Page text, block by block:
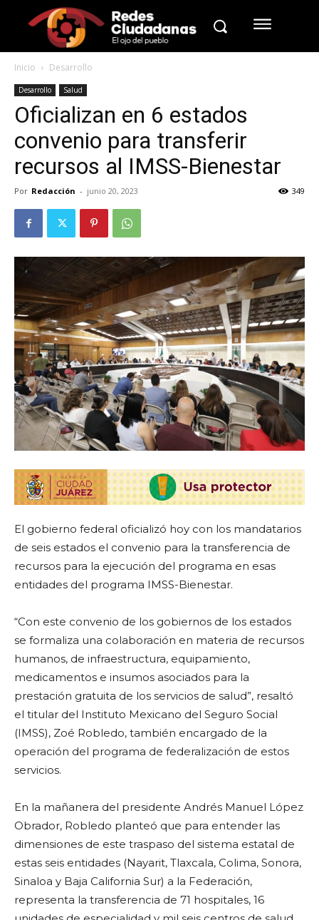
Inicio Desarrollo
Desarrollo Salud
Oficializan en 6 estados
convenio para transferir
recursos al IMSS-Bienestar
Por Redacción - junio 20, 2023 349
El gobierno federal oficializó hoy con los mandatarios
de seis estados el convenio para la transferencia de
recursos para la ejecución del programa en esas
entidades del programa IMSS-Bienestar.
“Con este convenio de los gobiernos de los estados
se formaliza una colaboración en materia de recursos
humanos, de infraestructura, equipamiento,
medicamentos e insumos asociados para la
prestación gratuita de los servicios de salud”, resaltó
el titular del Instituto Mexicano del Seguro Social
(IMSS), Zoé Robledo, también encargado de la
operación del programa de federalización de estos
servicios.
En la mañanera del presidente Andrés Manuel López
Obrador, Robledo planteó que para entender las
dimensiones de este traspaso del sistema estatal de
estas seis entidades (Nayarit, Tlaxcala, Colima, Sonora,
Sinaloa y Baja California Sur) a la Federación,
representa la transferencia de 71 hospitales, 16